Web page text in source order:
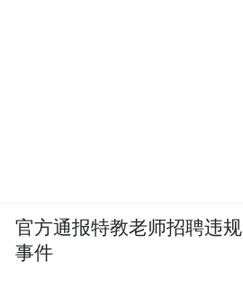
官方通报特教老师招聘违规
事件